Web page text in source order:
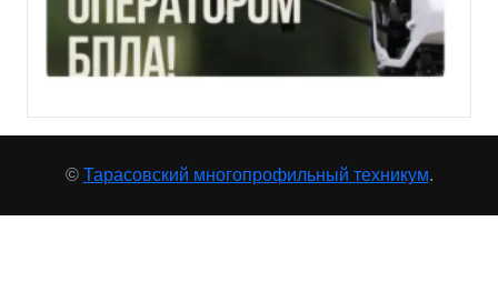
© Тарасовский многопрофильный техникум.